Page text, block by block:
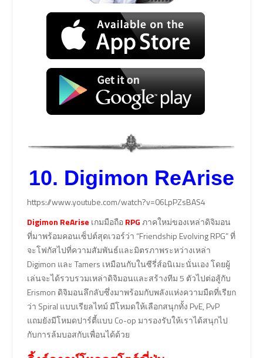
10. Digimon ReArise
https://www.youtube.com/watch?v=06LpPZsBAS4
Digimon ReArise เกมมือถือRPGภาคใหม่ของเหล่าดิจิมอน
ที่มาพร้อมคอนเซ็ปต์สุดเวอร์ว่า “Friendship Evolving RPG” ที่
จะโฟกัสไปที่ความสัมพันธ์และมิตรภาพระหว่างเหล่า
Digimon และ Tamers เหมือนกับในซีรี่ส์อนิเมะนั่นเอง โดยผู้
เล่นจะได้รวบรวมเหล่าดิจิมอนและสร้างทีม 5 ตัวไปต่อสู้กับ
Erismon ดิจิมอนลึกลับซึ่งมาพร้อมกับพลังแห่งความมืดที่เรียก
ว่า Spiral แบบเรียลไทม์ มีโหมดให้เลือกสนุกทั้ง PvE, PvP
แถมยังมีโหมดปาร์ตี้แบบ Co-op มารองรับให้เราได้สนุกไป
กับการล้มบอสกับเพื่อนได้ด้วย